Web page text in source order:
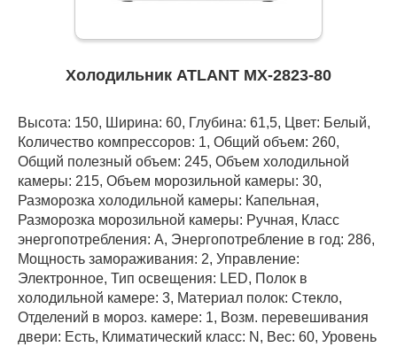
Холодильник ATLANT МХ-2823-80
Высота: 150, Ширина: 60, Глубина: 61,5, Цвет: Белый,
Количество компрессоров: 1, Общий объем: 260,
Общий полезный объем: 245, Объем холодильной
камеры: 215, Объем морозильной камеры: 30,
Разморозка холодильной камеры: Капельная,
Разморозка морозильной камеры: Ручная, Класс
энергопотребления: А, Энергопотребление в год: 286,
Мощность замораживания: 2, Управление:
Электронное, Тип освещения: LED, Полок в
холодильной камере: 3, Материал полок: Стекло,
Отделений в мороз. камере: 1, Возм. перевешивания
двери: Есть, Климатический класс: N, Вес: 60, Уровень